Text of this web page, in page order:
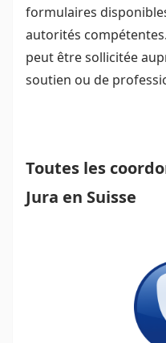
formulaires
autorités
peut être sollicitée
soutien ou de
Toutes les
Jura en Suisse